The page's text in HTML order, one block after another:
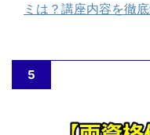
ミは？講座内容を徹
5